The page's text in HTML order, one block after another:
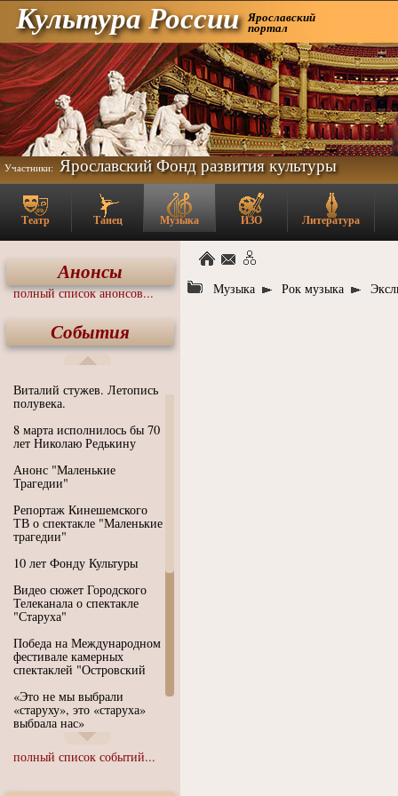
Культура России Ярославский
портал
Участники: Ярославский Фонд развития культуры
Театр Танец Музыка ИЗО Литература
Анонсы
полный список анонсов...
События
Виталий стужев. Летопись
полувека.
8 марта исполнилось бы 70
лет Николаю Редькину
Анонс "Маленькие
Трагедии"
Репортаж Кинешемского
ТВ о спектакле "Маленькие
трагедии"
10 лет Фонду Культуры
Видео сюжет Городского
Телеканала о спектакле
"Старуха"
Победа на Международном
фестивале камерных
спектаклей "Островский
«Это не мы выбрали
«старуху», это «старуха»
выбрала нас»
Иммерсивный спектакль
"Язык чистого полета
полный список событий...
Музыка Рок музыка